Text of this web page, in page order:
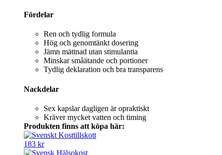
Fördelar
Ren och tydlig formula
Hög och genomtänkt dosering
Jämn mättnad utan stimulantia
Minskar småätande och portioner
Tydlig deklaration och bra transparens
Nackdelar
Sex kapslar dagligen är opraktiskt
Kräver mycket vatten och timing
Produkten finns att köpa här:
183 kr